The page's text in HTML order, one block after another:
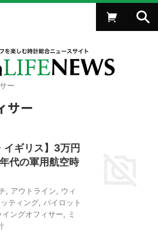
ー
サー
イギリス】3万円
代の軍用航空時
アウトライン
ウィ
ティング パイロット
イングオフィサー
ミ